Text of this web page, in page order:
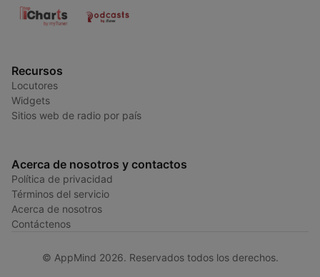
Recursos
Locutores
Widgets
Sitios web de radio por país
Acerca de nosotros y contactos
Política de privacidad
Términos del servicio
Acerca de nosotros
Contáctenos
© AppMind 2026. Reservados todos los derechos.